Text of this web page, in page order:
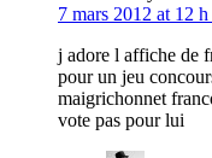
7 mars 2012 at 12
j adore l affiche de
pour un jeu
maigrichonnet
vote pas pour lui